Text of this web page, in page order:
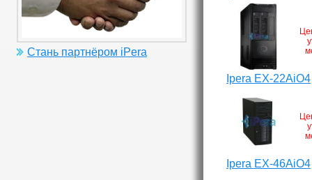
Стань партнёром iPera
Ipera EX-22AiO4
Ipera EX-46AiO4